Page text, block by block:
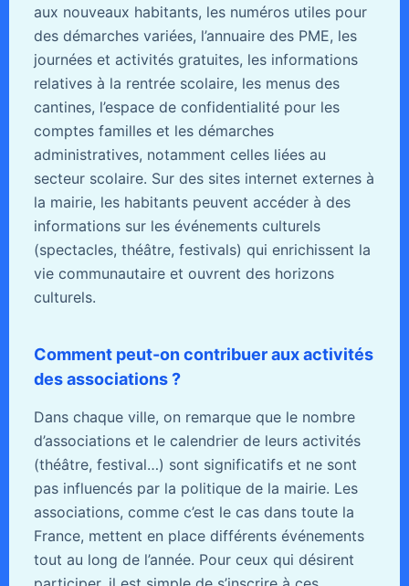
aux nouveaux habitants, les numéros utiles pour
des démarches variées, l’annuaire des PME, les
journées et activités gratuites, les informations
relatives à la rentrée scolaire, les menus des
cantines, l’espace de confidentialité pour les
comptes familles et les démarches
administratives, notamment celles liées au
secteur scolaire. Sur des sites internet externes à
la mairie, les habitants peuvent accéder à des
informations sur les événements culturels
(spectacles, théâtre, festivals) qui enrichissent la
vie communautaire et ouvrent des horizons
culturels.
Comment peut-on contribuer aux activités
des associations ?
Dans chaque ville, on remarque que le nombre
d’associations et le calendrier de leurs activités
(théâtre, festival…) sont significatifs et ne sont
pas influencés par la politique de la mairie. Les
associations, comme c’est le cas dans toute la
France, mettent en place différents événements
tout au long de l’année. Pour ceux qui désirent